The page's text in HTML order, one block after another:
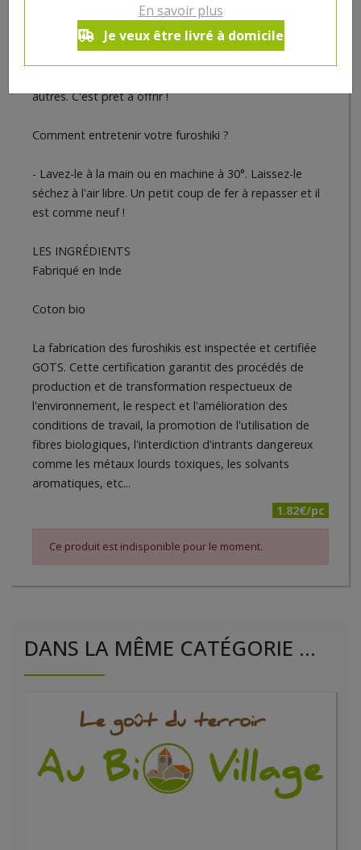
En savoir plus
Je veux être livré à domicile
- On vous livre la technique la plus simple : votre carré
autres. C'est prêt à offrir !
Comment entretenir votre furoshiki ?
- Lavez-le à la main ou en machine à 30°. Laissez-le
séchez à l'air libre. Un petit coup de fer à repasser et il
est comme neuf !
LES INGRÉDIENTS
Fabriqué en Inde
Coton bio
La fabrication des furoshikis est inspectée et certifiée
GOTS. Cette certification garantit des procédés de
production et de transformation respectueux de
l'environnement, le respect et l'amélioration des
conditions de travail, la promotion de l'utilisation de
fibres biologiques, l'interdiction d'intrants dangereux
comme les métaux lourds toxiques, les solvants
aromatiques, etc...
1.82€/pc
Ce produit est indisponible pour le moment.
DANS LA MÊME CATÉGORIE ...